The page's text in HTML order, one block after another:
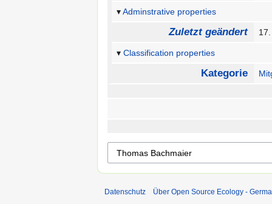
Adminstrative properties
Zuletzt geändert
Classification properties
Kategorie
Datenschutz Über Open Source Ecology -